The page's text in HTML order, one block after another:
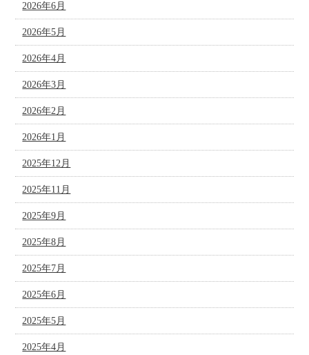
2026年6月
2026年5月
2026年4月
2026年3月
2026年2月
2026年1月
2025年12月
2025年11月
2025年9月
2025年8月
2025年7月
2025年6月
2025年5月
2025年4月